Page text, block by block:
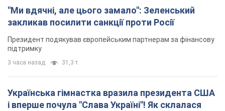
"Ми вдячні, але цього замало": Зеленський
закликав посилити санкції проти Росії
Президент подякував європейським партнерам за фінансову
підтримку
3 часа назад 31,3 т.
Українська гімнастка вразила президента США
і вперше почула "Слава Україні"! Як склалася